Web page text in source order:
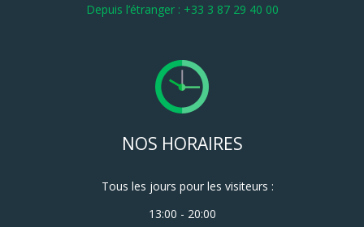
Depuis l’étranger : +33 3 87 29 40 00
NOS HORAIRES
Tous les jours pour les visiteurs :
13:00 - 20:00